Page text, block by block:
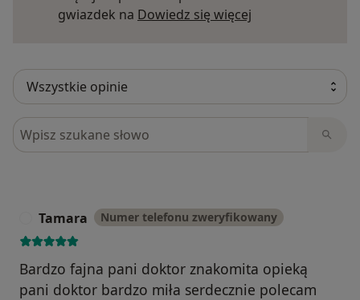
gwiazdek na Dowiedz się więcej
Szukaj w opiniach
Tamara Numer telefonu zweryfikowany
Bardzo fajna pani doktor znakomita opieką
pani doktor bardzo miła serdecznie polecam